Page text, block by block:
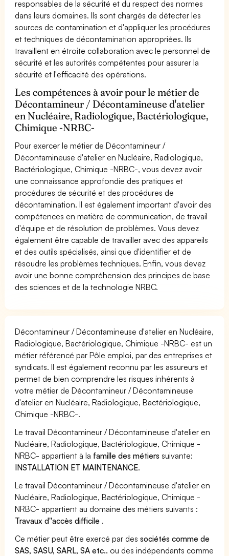
responsables de la sécurité et du respect des normes
dans leurs domaines. Ils sont chargés de détecter les
sources de contamination et d'appliquer les procédures
et techniques de décontamination appropriées. Ils
travaillent en étroite collaboration avec le personnel de
sécurité et les autorités compétentes pour assurer la
sécurité et l'efficacité des opérations.
Les compétences à avoir pour le métier de
Décontamineur / Décontamineuse d'atelier
en Nucléaire, Radiologique, Bactériologique,
Chimique -NRBC-
Pour exercer le métier de Décontamineur /
Décontamineuse d'atelier en Nucléaire, Radiologique,
Bactériologique, Chimique -NRBC-, vous devez avoir
une connaissance approfondie des pratiques et
procédures de sécurité et des procédures de
décontamination. Il est également important d'avoir des
compétences en matière de communication, de travail
d'équipe et de résolution de problèmes. Vous devez
également être capable de travailler avec des appareils
et des outils spécialisés, ainsi que d'identifier et de
résoudre les problèmes techniques. Enfin, vous devez
avoir une bonne compréhension des principes de base
des sciences et de la technologie NRBC.
Décontamineur / Décontamineuse d'atelier en Nucléaire,
Radiologique, Bactériologique, Chimique -NRBC- est un
métier référencé par Pôle emploi, par des entreprises et
syndicats. Il est également reconnu par les assureurs et
permet de bien comprendre les risques inhérents à
votre métier de Décontamineur / Décontamineuse
d'atelier en Nucléaire, Radiologique, Bactériologique,
Chimique -NRBC-.
Le travail Décontamineur / Décontamineuse d'atelier en
Nucléaire, Radiologique, Bactériologique, Chimique -
NRBC- appartient à la famille des métiers suivante:
INSTALLATION ET MAINTENANCE.
Le travail Décontamineur / Décontamineuse d'atelier en
Nucléaire, Radiologique, Bactériologique, Chimique -
NRBC- appartient au domaine des métiers suivants :
Travaux d''accès difficile .
Ce métier peut être exercé par dessociétés comme de
SAS, SASU, SARL, SA etc.. ou des indépendants comme